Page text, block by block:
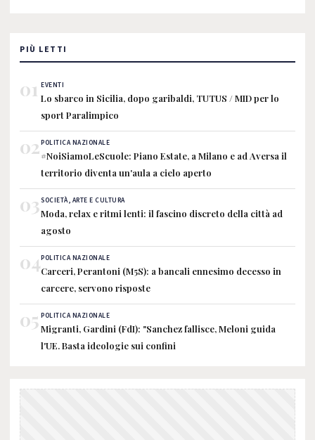
PIÙ LETTI
01 EVENTI
Lo sbarco in Sicilia, dopo garibaldi, TUTUS / MID per lo
sport Paralimpico
02POLITICA NAZIONALE
#NoiSiamoLeScuole: Piano Estate, a Milano e ad Aversa il
territorio diventa un'aula a cielo aperto
03SOCIETÀ, ARTE E CULTURA
Moda, relax e ritmi lenti: il fascino discreto della città ad
agosto
04POLITICA NAZIONALE
Carceri, Perantoni (M5S): a bancali ennesimo decesso in
carcere, servono risposte
05 POLITICA NAZIONALE
Migranti, Gardini (FdI): "Sanchez fallisce, Meloni guida
l'UE. Basta ideologie sui confini